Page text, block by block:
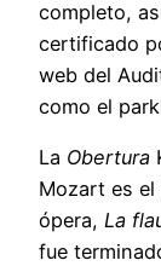
completo,
certificado
web del
como el
La Obertura
Mozart es el
ópera, La
fue